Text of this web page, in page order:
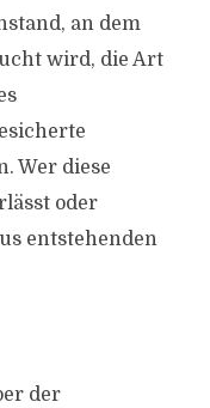
an dem
wird, die Art
Wer diese
oder
entstehenden
der